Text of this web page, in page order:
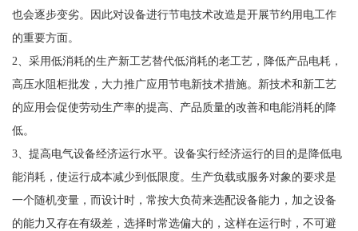
也会逐步变劣。因此对设备进行节电技术改造是开展节约用电工作
的重要方面。
2、采用低消耗的生产新工艺替代低消耗的老工艺，降低产品电耗，
高压水阻柜批发，大力推广应用节电新技术措施。新技术和新工艺
的应用会促使劳动生产率的提高、产品质量的改善和电能消耗的降
低。
3、提高电气设备经济运行水平。设备实行经济运行的目的是降低电
能消耗，使运行成本减少到低限度。生产负载或服务对象的要求是
一个随机变量，而设计时，常按大负荷来选配设备能力，加之设备
的能力又存在有级差，选择时常选偏大的，这样在运行时，不可避